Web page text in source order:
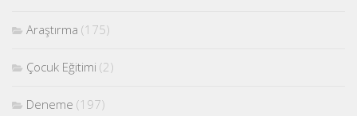
Araştırma (175)
Çocuk Eğitimi (2)
Deneme (197)